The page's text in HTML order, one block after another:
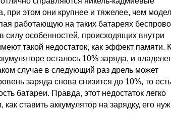
при этом они крупнее и тяжелее, чем
работающую на таких батареях
силу особенностей, происходящих внутри
такой недостаток, как эффект памяти.
осталось 10% заряда, и
случае в следующий раз дрель может
заряда снова снизится до 10%, то
батареи. Правда, этот недостаток легко
ставить аккумулятор на зарядку, его